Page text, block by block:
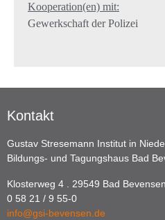
Kooperation(en) mit:
Gewerkschaft der Polizei
Kontakt
Gustav Stresemann Institut in
Bildungs- und Tagungshaus Bad
Klosterweg 4 . 29549 Bad Bevensen
0 58 21 / 9 55-0
info@gsi-bevensen.de